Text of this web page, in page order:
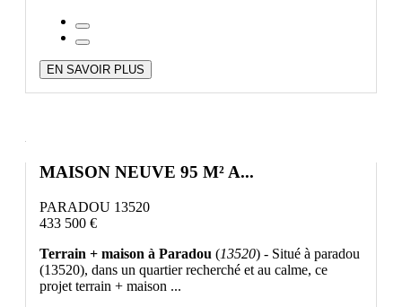
EN SAVOIR PLUS
MAISON NEUVE 95 M² A...
PARADOU 13520
433 500 €
Terrain + maison à Paradou (13520) - Situé à paradou
(13520), dans un quartier recherché et au calme, ce
projet terrain + maison ...